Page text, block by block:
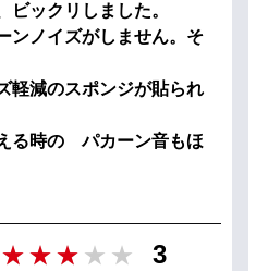
ビックリしました。
ノイズがしません。そ
軽減のスポンジが貼られ
る時の パカーン音もほ
3